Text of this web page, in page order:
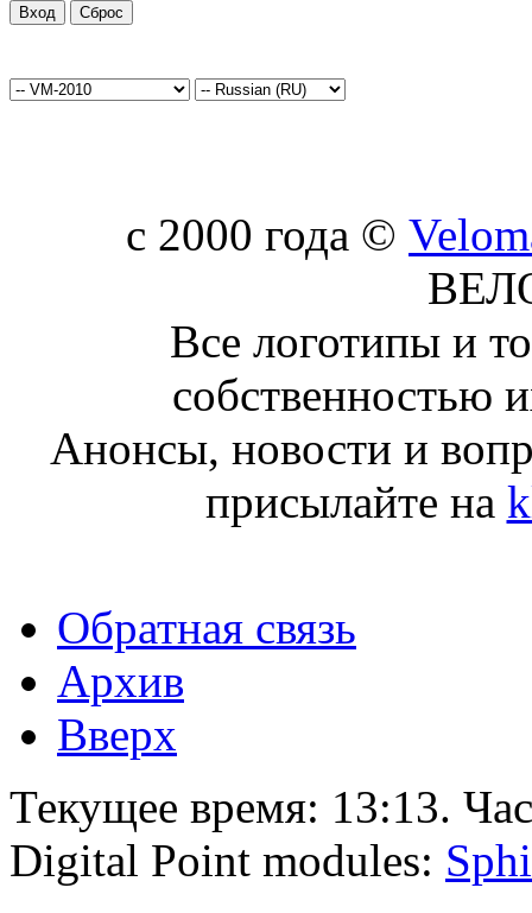
c 2000 года ©
Все логотипы и
собственностью
Анонсы, новости и
присылайте на
Обратная связь
Архив
Вверх
Текущее время: 13:13.
Digital Point modules: